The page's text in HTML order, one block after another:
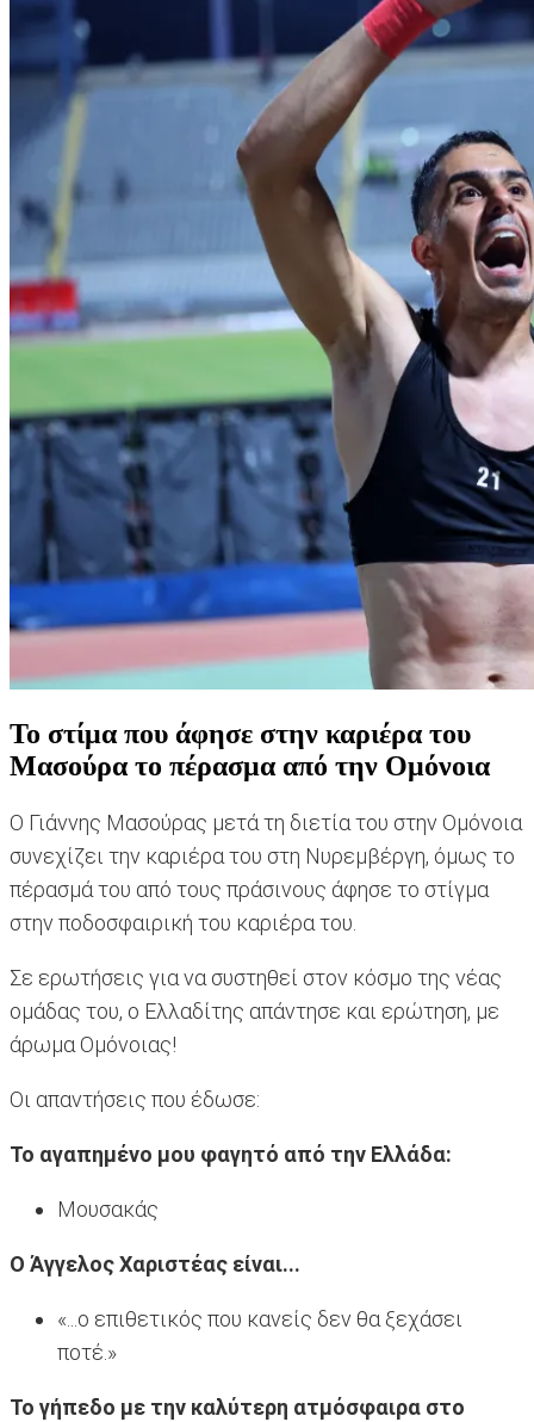
Το στίμα που άφησε στην καριέρα του
Μασούρα το πέρασμα από την Ομόνοια
Ο Γιάννης Μασούρας μετά τη διετία του στην Ομόνοια
συνεχίζει την καριέρα του στη Νυρεμβέργη, όμως το
πέρασμά του από τους πράσινους άφησε το στίγμα
στην ποδοσφαιρική του καριέρα του.
Σε ερωτήσεις για να συστηθεί στον κόσμο της νέας
ομάδας του, ο Ελλαδίτης απάντησε και ερώτηση, με
άρωμα Ομόνοιας!
Οι απαντήσεις που έδωσε:
Το αγαπημένο μου φαγητό από την Ελλάδα:
Μουσακάς
Ο Άγγελος Χαριστέας είναι...
«...ο επιθετικός που κανείς δεν θα ξεχάσει
ποτέ.»
Το γήπεδο με την καλύτερη ατμόσφαιρα στο